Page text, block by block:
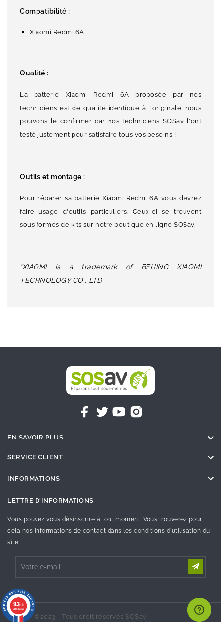
Compatibilité :
Xiaomi Redmi 6A
Qualité :
La batterie Xiaomi Redmi 6A proposée par nos
techniciens est de qualité identique à l'originale, nous
pouvons le confirmer car nos techniciens SOSav l'ont
testé justement pour satisfaire tous vos besoins !
Outils et montage :
Pour réparer sa batterie Xiaomi Redmi 6A vous devrez
faire usage d'outils particuliers. Ceux-ci se trouvent
sous formes de kits sur notre boutique en ligne SOSav.
*XIAOMI is a trademark of BEIJING XIAOMI
TECHNOLOGY CO., LTD.
EN SAVOIR PLUS 
SERVICE CLIENT 
INFORMATIONS 
LETTRE D'INFORMATIONS
Vous pouvez vous désinscrire à tout moment. Vous trouverez pour
cela nos informations de contact dans les conditions d'utilisation du
site.
©2023 - Tous droit réservés SOSav
9.3/10
26996 avis